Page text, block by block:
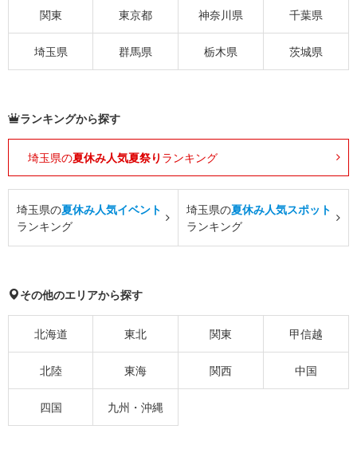
関東 東京都 神奈川県 千葉県
埼玉県 群馬県 栃木県 茨城県
ランキングから探す
埼玉県の夏休み人気夏祭り ランキング
埼玉県の夏休み人気イベント
ランキング
埼玉県の夏休み人気スポット
ランキング
その他のエリアから探す
北海道 東北 関東 甲信越
北陸 東海 関西 中国
四国 九州・沖縄